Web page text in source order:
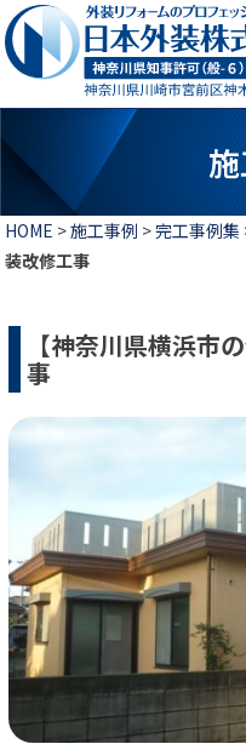
HOME >施工事例 >完工事例集
装改修工事
【神奈川県横浜市
事